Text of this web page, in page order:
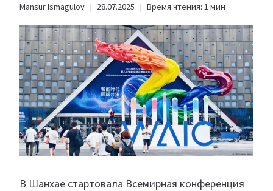
Mansur Ismagulov 28.07.2025 Время чтения: 1 мин
В Шанхае стартовала Всемирная конференция